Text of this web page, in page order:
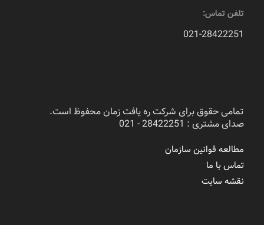
تلفن تماس:
021-28422251
تمامی حقوق برای شرکت ره یافت زمان محفوظ است.
صدای مشتری : 28422251 - 021
مطالعه قوانین سازمان
تماس با ما
نقشه سایت